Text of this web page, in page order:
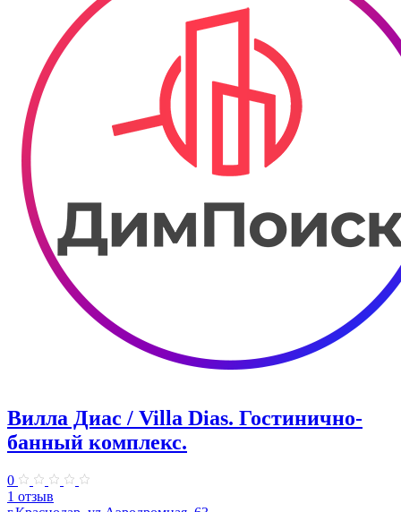
Вилла Диас / Villa Dias. Гостинично-
банный комплекс.
0
1 отзыв